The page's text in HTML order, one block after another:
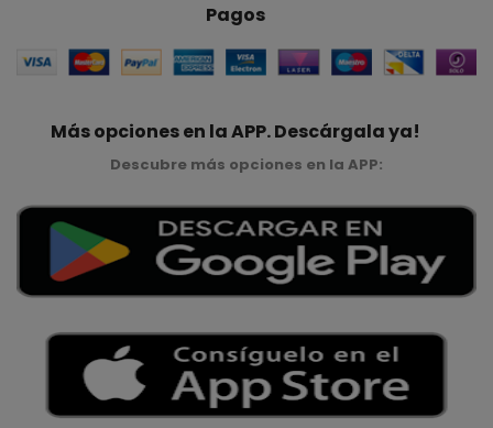
Pagos
Más opciones en la APP. Descárgala ya!
Descubre más opciones en la APP: